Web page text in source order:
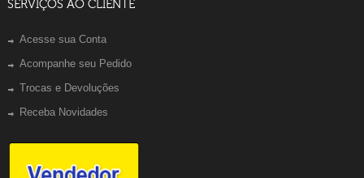
SERVIÇOS AO CLIENTE
Acesse sua Conta
Acompanhe seu Pedido
Trocas e Devoluções
Receba Novidades